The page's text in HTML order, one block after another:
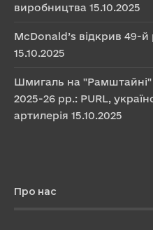
виробництва 15.10.2025
McDonald’s відкрив 49-й
15.10.2025
Шмигаль на "Рамштайні"
2025-26 рр.: PURL,
артилерія 15.10.2025
Про нас